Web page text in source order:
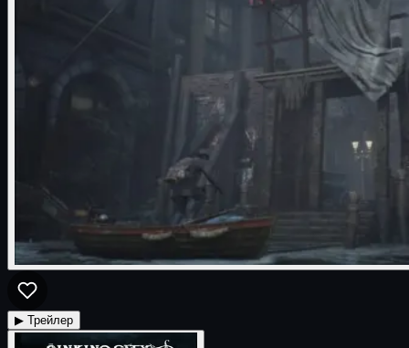
▶ Трейлер